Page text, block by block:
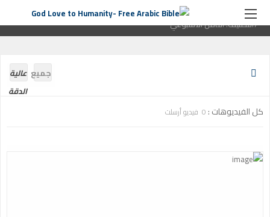
الصفحة الرئيسية التأمل الأسبوعي التصنيف:التأمل الأسبوعيصفحة
7التصنيف:
التأمل الأسبوعي
جميع عالية
الدقة
كل الفيديوهات : 0 فيديو أرسلت